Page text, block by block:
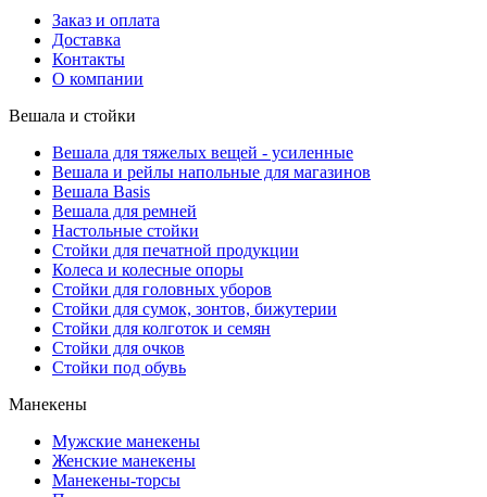
Заказ и оплата
Доставка
Контакты
О компании
Вешала и стойки
Вешала для тяжелых вещей - усиленные
Вешала и рейлы напольные для магазинов
Вешала Basis
Вешала для ремней
Настольные стойки
Стойки для печатной продукции
Колеса и колесные опоры
Стойки для головных уборов
Стойки для сумок, зонтов, бижутерии
Стойки для колготок и семян
Стойки для очков
Стойки под обувь
Манекены
Мужские манекены
Женские манекены
Манекены-торсы